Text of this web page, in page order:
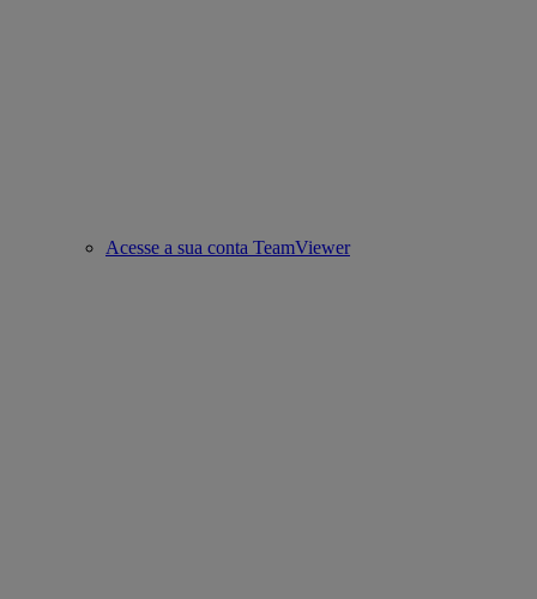
Acesse a sua conta TeamViewer